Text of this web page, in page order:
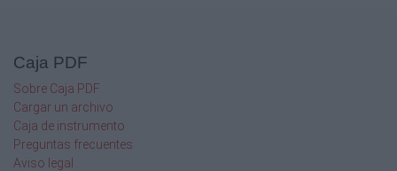
Caja PDF
Sobre Caja PDF
Cargar un archivo
Caja de instrumento
Preguntas frecuentes
Aviso legal